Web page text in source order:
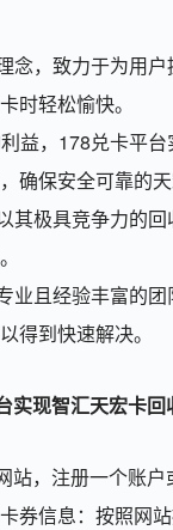
念，致力于为用
时轻松愉快。
益，178兑卡平
确保安全可靠的天
其极具竞争力的
业且经验丰富的
得到快速解决。
现智汇天宏卡回
，注册一个账
券信息：按照网